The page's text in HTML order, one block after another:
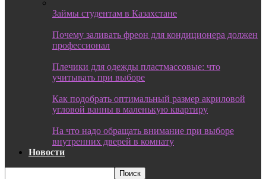
Займы студентам в Казахстане
Почему заливать фреон для кондиционера должен
профессионал
Плечики для одежды пластмассовые: что
учитывать при выборе
Как подобрать оптимальный размер акриловой
угловой ванны в маленькую квартиру
На что надо обращать внимание при выборе
внутренних дверей в комнату
Новости